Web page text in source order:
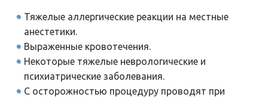
Тяжелые аллергические реакции на местные
анестетики.
Выраженные кровотечения.
Некоторые тяжелые неврологические и
психиатрические заболевания.
С осторожностью процедуру проводят при